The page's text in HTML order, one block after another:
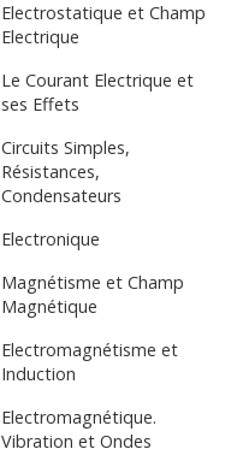
Electrostatique et Champ
Electrique
Le Courant Electrique et
ses Effets
Circuits Simples,
Résistances,
Condensateurs
Electronique
Magnétisme et Champ
Magnétique
Electromagnétisme et
Induction
Electromagnétique.
Vibration et Ondes